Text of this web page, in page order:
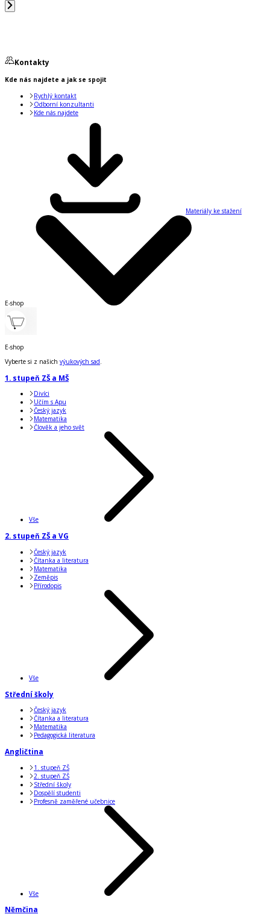
Kontakty
Kde nás najdete a jak se spojit
Rychlý kontakt
Odborní konzultanti
Kde nás najdete
Materiály ke stažení
E-shop
E-shop
Vyberte si z našich výukových sad.
1. stupeň ZŠ a MŠ
Divíci
Učím s Apu
Český jazyk
Matematika
Člověk a jeho svět
Vše
2. stupeň ZŠ a VG
Český jazyk
Čítanka a literatura
Matematika
Zeměpis
Přírodopis
Vše
Střední školy
Český jazyk
Čítanka a literatura
Matematika
Pedagogická literatura
Angličtina
1. stupeň ZŠ
2. stupeň ZŠ
Střední školy
Dospělí studenti
Profesně zaměřené učebnice
Vše
Němčina